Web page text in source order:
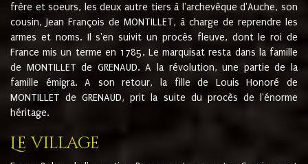
frère et soeurs, les deux autre tiers à l'archevêque d'Auche, son
cousin, Jean François de MONTILLET, à charge de reprendre les
armes et noms. Il s'en suivit un procès fleuve, dont le roi de
France mis un terme en 1785. Le marquisat resta dans la famille
de MONTILLET de GRENAUD. A la révolution, une partie de la
famille émigra. A son retour, la fille de Louis Honoré de
MONTILLET de GRENAUD, prit la suite du procès de l'énorme
héritage.
Le village